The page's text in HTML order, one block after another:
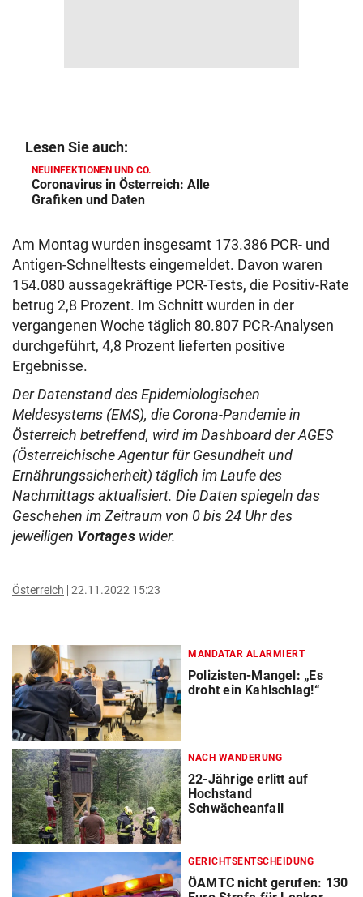
Lesen Sie auch:
NEUINFEKTIONEN UND CO.
Coronavirus in Österreich: Alle
Grafiken und Daten
Am Montag wurden insgesamt 173.386 PCR- und
Antigen-Schnelltests eingemeldet. Davon waren
154.080 aussagekräftige PCR-Tests, die Positiv-Rate
betrug 2,8 Prozent. Im Schnitt wurden in der
vergangenen Woche täglich 80.807 PCR-Analysen
durchgeführt, 4,8 Prozent lieferten positive
Ergebnisse.
Der Datenstand des Epidemiologischen
Meldesystems (EMS), die Corona-Pandemie in
Österreich betreffend, wird im Dashboard der AGES
(Österreichische Agentur für Gesundheit und
Ernährungssicherheit) täglich im Laufe des
Nachmittags aktualisiert. Die Daten spiegeln das
Geschehen im Zeitraum von 0 bis 24 Uhr des
jeweiligen Vortages wider.
Österreich 22.11.2022 15:23
MANDATAR ALARMIERT
Polizisten-Mangel: „Es
droht ein Kahlschlag!“
NACH WANDERUNG
22-Jährige erlitt auf
Hochstand
Schwächeanfall
GERICHTSENTSCHEIDUNG
ÖAMTC nicht gerufen: 130